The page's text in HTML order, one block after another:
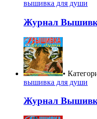
вышивка для души
Журнал
•
вышивка для души
Журнал